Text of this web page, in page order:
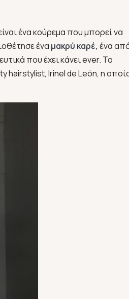
ένα κούρεμα που μπορεί να
ένα μακρύ καρέ, ένα
που έχει κάνει ever. Το
hairstylist, Irinel de León, η